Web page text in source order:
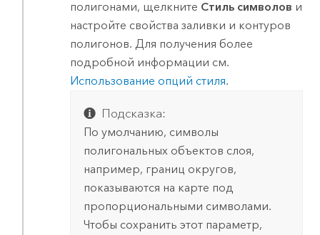
полигонами, щелкните Стиль символов и
настройте свойства заливки и контуров
полигонов. Для получения более
подробной информации см.
Использование опций стиля.
Подсказка:
По умолчанию, символы
полигональных объектов слоя,
например, границ округов,
показываются на карте под
пропорциональными символами.
Чтобы сохранить этот параметр,